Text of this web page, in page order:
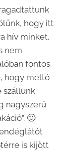
hogy itt
hív minket.
nem
fontos
hogy méltó
szállunk
nagyszerű
🙂
is kijött